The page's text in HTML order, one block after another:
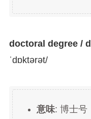
doctoral degree /
ˈdɒktərət/
意味: 博士号